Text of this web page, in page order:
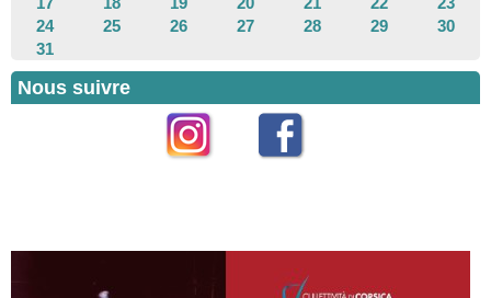
24
25 26 27 28 29
30
31
Nous suivre